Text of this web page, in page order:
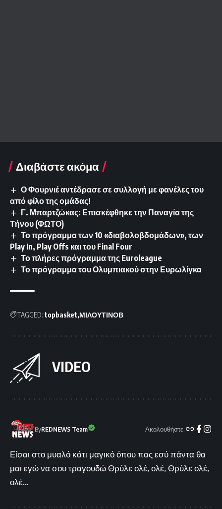
Διαβάστε ακόμα
Ο Φουρνιέ αντέδρασε σε συλλογή με φανέλες του
από φίλο της ομάδας!
Γ. Μπαρτζώκας: Επισκέφθηκε την Παναγία της
Τήνου (ΦΩΤΟ)
Το πρόγραμμα των 10 «διαβολοβδομάδων», των
Play In, Play Offs και του Final Four
Το πλήρες πρόγραμμα της Euroleague
Το πρόγραμμα του Ολυμπιακού στην Ευρωλίγκα
TAGGED: topbasket ΜΙΛΟΥΤΙΝΟΒ
VIDEO
ByREDNEWS Team Ακολουθήστε:
Είσαι στο μυαλό κάτι μαγικό όπου πας εσύ πάντα θα
μαι εγώ να σου τραγουδώ Θρύλε ολέ, ολέ, Θρύλε ολέ,
ολέ...